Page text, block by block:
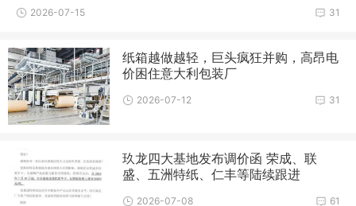
生产线成
31
2026-07-15
纸箱越做越轻，巨头疯狂并购，高昂电
价困住意大利包装厂
31
2026-07-12
玖龙四大基地发布调价函 荣成、联
盛、五洲特纸、仁丰等陆续跟进
61
2026-07-08